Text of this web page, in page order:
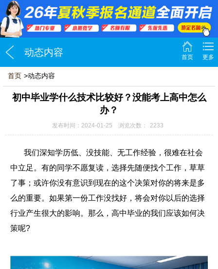
动态内容 首页 更多
首页 >动态内容
初中毕业学什么技术比较好？没能考上高中怎么
办？
发布时间：2024-01-25 浏览次数： 2233
我们深知学历低、没技能、无工作经验，很难在社会
中立足。有的同学不愿复读，选择先随便找个工作，草草
了事；或许你没有意识到现在的这个决策对你的将来是多
么的重要。如果第一份工作没找好，将会对你以后的选择
行业产生很大的影响。那么，高中毕业的我们应该如何决
策呢?